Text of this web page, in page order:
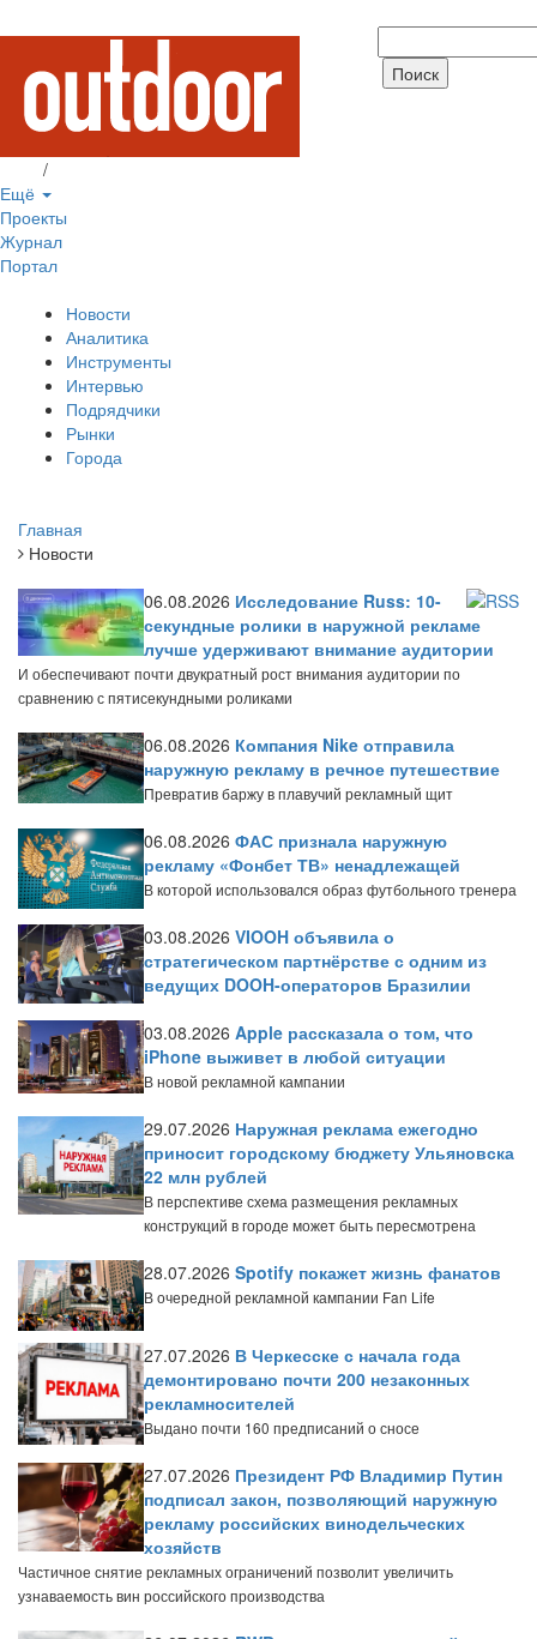
/
Ещё
Проекты
Журнал
Портал
Новости
Аналитика
Инструменты
Интервью
Подрядчики
Рынки
Города
Главная
Новости
06.08.2026 Исследование Russ: 10-
секундные ролики в наружной рекламе
лучше удерживают внимание аудитории
И обеспечивают почти двукратный рост внимания аудитории по
сравнению с пятисекундными роликами
06.08.2026 Компания Nike отправила
наружную рекламу в речное путешествие
Превратив баржу в плавучий рекламный щит
06.08.2026 ФАС признала наружную
рекламу «Фонбет ТВ» ненадлежащей
В которой использовался образ футбольного тренера
03.08.2026 VIOOH объявила о
стратегическом партнёрстве с одним из
ведущих DOOH-операторов Бразилии
03.08.2026 Apple рассказала о том, что
iPhone выживет в любой ситуации
В новой рекламной кампании
29.07.2026 Наружная реклама ежегодно
приносит городскому бюджету Ульяновска
22 млн рублей
В перспективе схема размещения рекламных
конструкций в городе может быть пересмотрена
28.07.2026 Spotify покажет жизнь фанатов
В очередной рекламной кампании Fan Life
27.07.2026 В Черкесске с начала года
демонтировано почти 200 незаконных
рекламносителей
Выдано почти 160 предписаний о сносе
27.07.2026 Президент РФ Владимир Путин
подписал закон, позволяющий наружную
рекламу российских винодельческих
хозяйств
Частичное снятие рекламных ограничений позволит увеличить
узнаваемость вин российского производства